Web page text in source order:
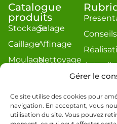
Gérer le
Ce site utilise des cookies pour
navigation. En acceptant, vous
utilisation du site. Vous pouvez
Catalogue
produits
Stockage
Caillage
Moulage
Salage
Affinage
Nettoyage
Conseils